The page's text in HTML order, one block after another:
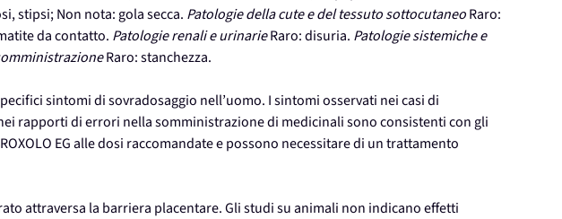
stipsi; Non nota: gola secca. Patologie della cute e del tessuto sottocutaneoRaro:
da contatto. Patologie renali e urinarieRaro: disuria. Patologie sistemiche e
Raro: stanchezza.
sintomi di sovradosaggio nell’uomo. I sintomi osservati nei casi di
rapporti di errori nella somministrazione di medicinali sono consistenti con gli
EG alle dosi raccomandate e possono necessitare di un trattamento
attraversa la barriera placentare. Gli studi su animali non indicano effetti